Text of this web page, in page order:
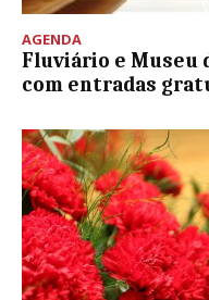
AGENDA
Fluviário e Museu
com entradas